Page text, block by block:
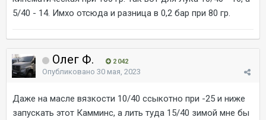
5/40 - 14. Имхо отсюда и разница в 0,2 бар при 80 гр.
Олег Ф. 2 042
Опубликовано 30 мая, 2023
Даже на масле вязкости 10/40 ссыкотно при -25 и ниже
запускать этот Камминс, а лить туда 15/40 зимой мне бы